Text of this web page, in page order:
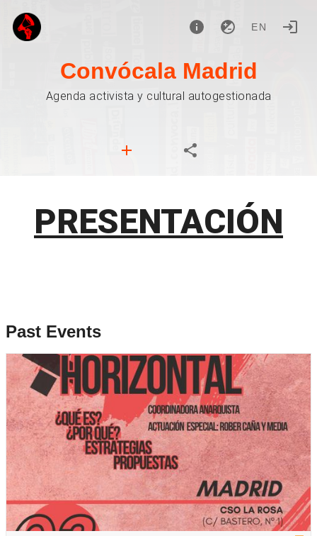
EN
Convócala Madrid
Agenda activista y cultural autogestionada
PRESENTACIÓN
Past Events